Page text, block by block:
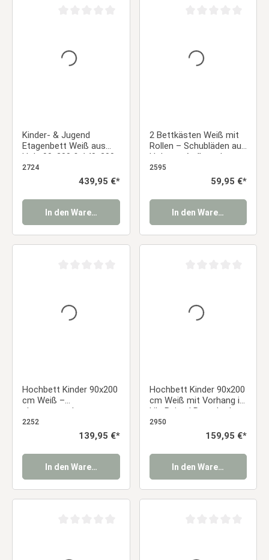
Kinder- & Jugend
Etagenbett Weiß aus
Holz 90x200 & 140x200
cm mit 2 Bettkästen
und 2 Matratzen
2724
Regulärer Preis:
439,95 €*
In den Warenkorb
2 Bettkästen Weiß mit
Rollen – Schubläden aus
Holz zur Aufbewahrung
2595
Regulärer Preis:
59,95 €*
In den Warenkorb
Hochbett Kinder 90x200
cm Weiß –
platzsparendes
Kinderbett mit Leiter &
2252
Regulärer Preis:
139,95 €*
In den Warenkorb
Hochbett Kinder 90x200
cm Weiß mit Vorhang in
Lila Beige | Rutsche |
ohne Lattenrost
2950
Regulärer Preis:
159,95 €*
In den Warenkorb